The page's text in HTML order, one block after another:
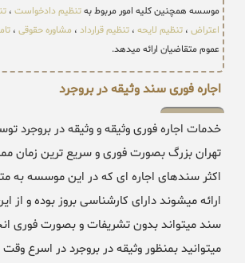
موسسه همچنین کلیه امور مربوط بهتنظیم دادخواست ،
اعتراض ، تنظیم لایحه ، تنظیم قرارداد ، مشاوره حقوقی ،
عموم متقاضیان ارائه میدهد.
اجاره فوری سند وثیقه در بروجرد
خدمات اجاره فوری وثیقه و وثیقه در بروجرد
تهران بزرگ بصورت فوری و سریع ترین زمان
اکثر سندهای اجاره ای که در این موسسه به
ارائه میشوند دارای کارشناسی بروز بوده و
سند میتواند بدون تشریفات و بصورت فوری
میتوانید بمنظور وثیقه در بروجرد در اسرع